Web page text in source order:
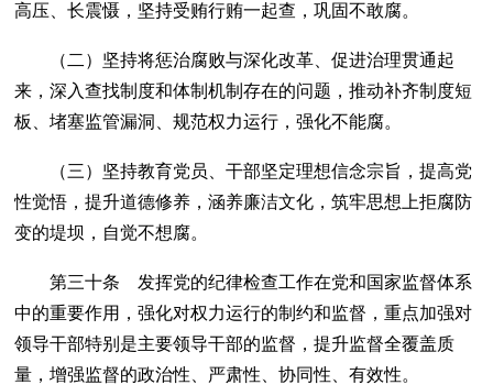
高压、长震慑，坚持受贿行贿一起查，巩固不敢腐。
（二）坚持将惩治腐败与深化改革、促进治理贯通起
来，深入查找制度和体制机制存在的问题，推动补齐制度短
板、堵塞监管漏洞、规范权力运行，强化不能腐。
（三）坚持教育党员、干部坚定理想信念宗旨，提高党
性觉悟，提升道德修养，涵养廉洁文化，筑牢思想上拒腐防
变的堤坝，自觉不想腐。
第三十条 发挥党的纪律检查工作在党和国家监督体系
中的重要作用，强化对权力运行的制约和监督，重点加强对
领导干部特别是主要领导干部的监督，提升监督全覆盖质
量，增强监督的政治性、严肃性、协同性、有效性。